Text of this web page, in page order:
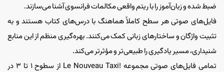
ضبط شده و زبان‌آموز را با ریتم واقعی مکالمات فرانسوی آشنا می‌سازند.
فایل‌های صوتی هر سطح کاملاً هماهنگ با درس‌های کتاب هستند و به
تثبیت واژگان و ساختارهای زبانی کمک می‌کنند. بهره‌گیری منظم از این منابع
شنیداری، مسیر یادگیری را طبیعی‌تر و مؤثرتر می‌کند.
تمامی فایل‌های صوتی مجموعه !Le Nouveau Taxi از سطوح ۱ تا ۳ در